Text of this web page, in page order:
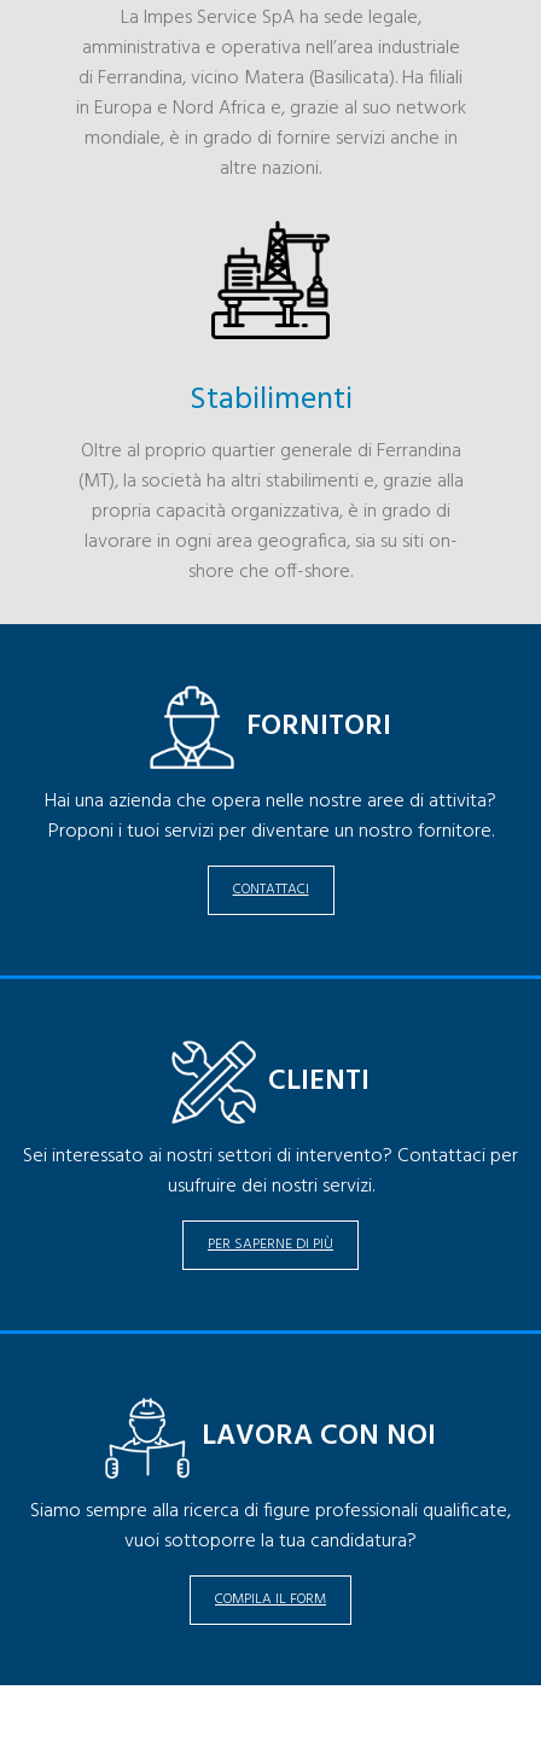
La Impes Service SpA ha sede legale,
amministrativa e operativa nell’area industriale
di Ferrandina, vicino Matera (Basilicata). Ha filiali
in Europa e Nord Africa e, grazie al suo network
mondiale, è in grado di fornire servizi anche in
altre nazioni.
Stabilimenti
Oltre al proprio quartier generale di Ferrandina
(MT), la società ha altri stabilimenti e, grazie alla
propria capacità organizzativa, è in grado di
lavorare in ogni area geografica, sia su siti on-
shore che off-shore.
FORNITORI
Hai una azienda che opera nelle nostre aree di attivita?
Proponi i tuoi servizi per diventare un nostro fornitore.
CONTATTACI
CLIENTI
Sei interessato ai nostri settori di intervento? Contattaci per
usufruire dei nostri servizi.
PER SAPERNE DI PIÙ
LAVORA CON NOI
Siamo sempre alla ricerca di figure professionali qualificate,
vuoi sottoporre la tua candidatura?
COMPILA IL FORM